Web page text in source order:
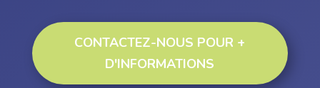
CONTACTEZ-NOUS POUR +
D'INFORMATIONS